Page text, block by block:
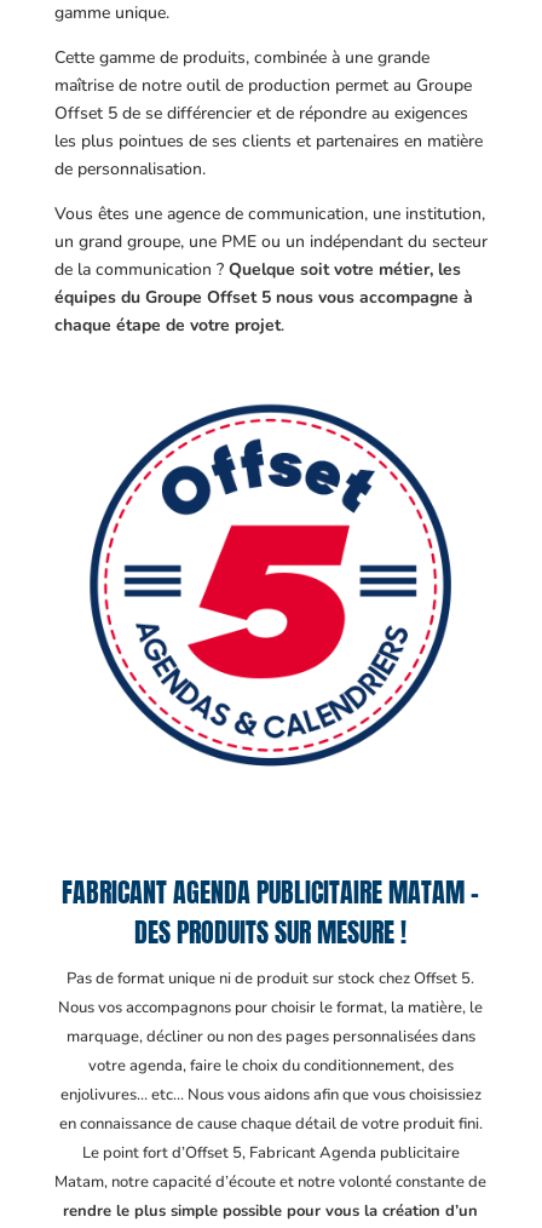
gamme unique.
Cette gamme de produits, combinée à une grande
maîtrise de notre outil de production permet au Groupe
Offset 5 de se différencier et de répondre au exigences
les plus pointues de ses clients et partenaires en matière
de personnalisation.
Vous êtes une agence de communication, une institution,
un grand groupe, une PME ou un indépendant du secteur
de la communication ? Quelque soit votre métier, les
équipes du Groupe Offset 5 nous vous accompagne à
chaque étape de votre projet.
FABRICANT AGENDA PUBLICITAIRE MATAM –
DES PRODUITS SUR MESURE !
Pas de format unique ni de produit sur stock chez Offset 5.
Nous vos accompagnons pour choisir le format, la matière, le
marquage, décliner ou non des pages personnalisées dans
votre agenda, faire le choix du conditionnement, des
enjolivures… etc… Nous vous aidons afin que vous choisissiez
en connaissance de cause chaque détail de votre produit fini.
Le point fort d’Offset 5, Fabricant Agenda publicitaire
Matam, notre capacité d’écoute et notre volonté constante de
rendre le plus simple possible pour vous la création d’un